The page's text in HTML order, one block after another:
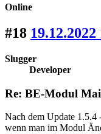
Online
#18
Slugger
Developer
Re: BE-Modul
Nach dem Update 1.5.4
wenn man im Modul